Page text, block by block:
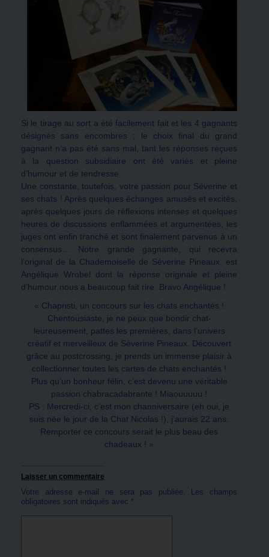
Si le tirage au sort a été facilement fait et les 4 gagnants
désignés sans encombres ; le choix final du grand
gagnant n’a pas été sans mal, tant les réponses reçues
à la question subsidiaire ont été variés et pleine
d’humour et de tendresse.
Une constante, toutefois, votre passion pour Séverine et
ses chats ! Après quelques échanges amusés et excités,
après quelques jours de réflexions intenses et quelques
heures de discussions enflammées et argumentées, les
juges ont enfin tranché et sont finalement parvenus à un
consensus… Notre grande gagnante, qui recevra
l’original de la Chademoiselle de Séverine Pineaux, est
Angélique Wrobel dont la réponse originale et pleine
d’humour nous a beaucoup fait rire. Bravo Angélique !
« Chapristi, un concours sur les chats enchantés !
Chentousiaste, je ne peux que bondir chat-
leureusement, pattes les premières, dans l’univers
créatif et merveilleux de Séverine Pineaux. Découvert
grâce au postcrossing, je prends un immense plaisir à
collectionner toutes les cartes de chats enchantés !
Plus qu’un bonheur félin, c’est devenu une véritable
passion chabracadabrante ! Miaouuuuu !
PS : Mercredi-ci, c’est mon channiversaire (eh oui, je
suis née le jour de la Chat Nicolas !), j’aurais 22 ans.
Remporter ce concours serait le plus beau des
chadeaux ! »
Laisser un commentaire
Votre adresse e-mail ne sera pas publiée.
Les champs
obligatoires sont indiqués avec *